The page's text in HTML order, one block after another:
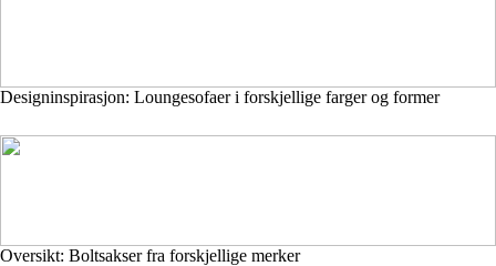
Designinspirasjon: Loungesofaer i forskjellige farger og former
Oversikt: Boltsakser fra forskjellige merker